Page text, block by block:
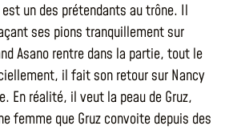
un des prétendants au trône. Il
ses pions tranquillement sur
Asano rentre dans la partie, tout le
il fait son retour sur Nancy
En réalité, il veut la peau de Gruz,
femme que Gruz convoite depuis des